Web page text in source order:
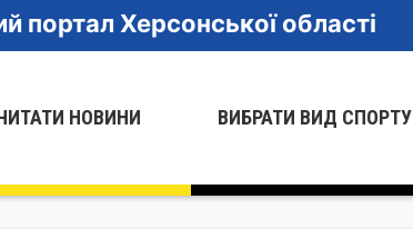
портал Херсонської області
НОВИНИ ВИБРАТИ ВИД СПОРТУ